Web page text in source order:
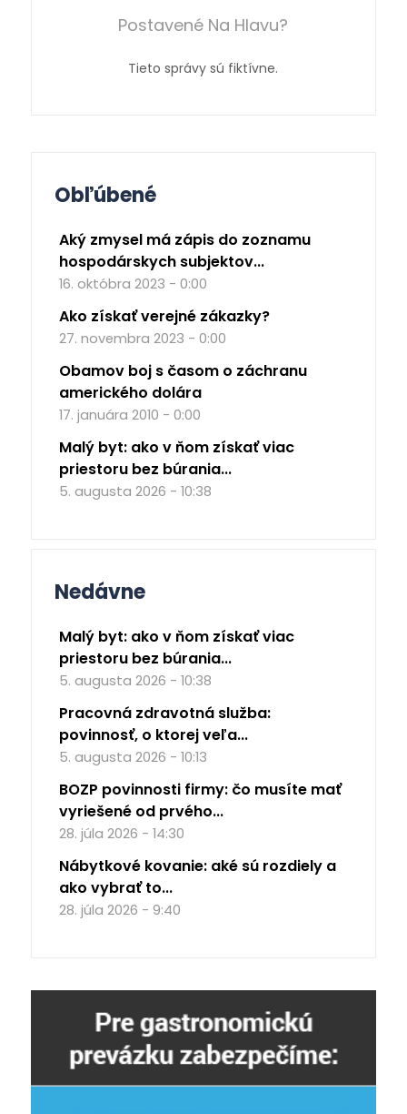
Postavené Na Hlavu?
Tieto správy sú fiktívne.
Obľúbené
Aký zmysel má zápis do zoznamu
hospodárskych subjektov...
16. októbra 2023 - 0:00
Ako získať verejné zákazky?
27. novembra 2023 - 0:00
Obamov boj s časom o záchranu
amerického dolára
17. januára 2010 - 0:00
Malý byt: ako v ňom získať viac
priestoru bez búrania...
5. augusta 2026 - 10:38
Nedávne
Malý byt: ako v ňom získať viac
priestoru bez búrania...
5. augusta 2026 - 10:38
Pracovná zdravotná služba:
povinnosť, o ktorej veľa...
5. augusta 2026 - 10:13
BOZP povinnosti firmy: čo musíte mať
vyriešené od prvého...
28. júla 2026 - 14:30
Nábytkové kovanie: aké sú rozdiely a
ako vybrať to...
28. júla 2026 - 9:40